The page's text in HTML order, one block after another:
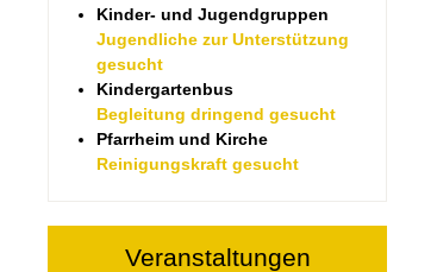
Kinder- und Jugendgruppen
Jugendliche zur Unterstützung
gesucht
Kindergartenbus
Begleitung dringend gesucht
Pfarrheim und Kirche
Reinigungskraft gesucht
Veranstaltungen